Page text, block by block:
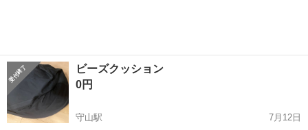
ビーズクッション
0円
守山駅
7月12日